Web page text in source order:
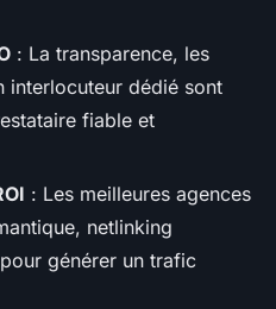
: La transparence, les
interlocuteur dédié sont
fiable et
: Les meilleures agences
netlinking
générer un trafic